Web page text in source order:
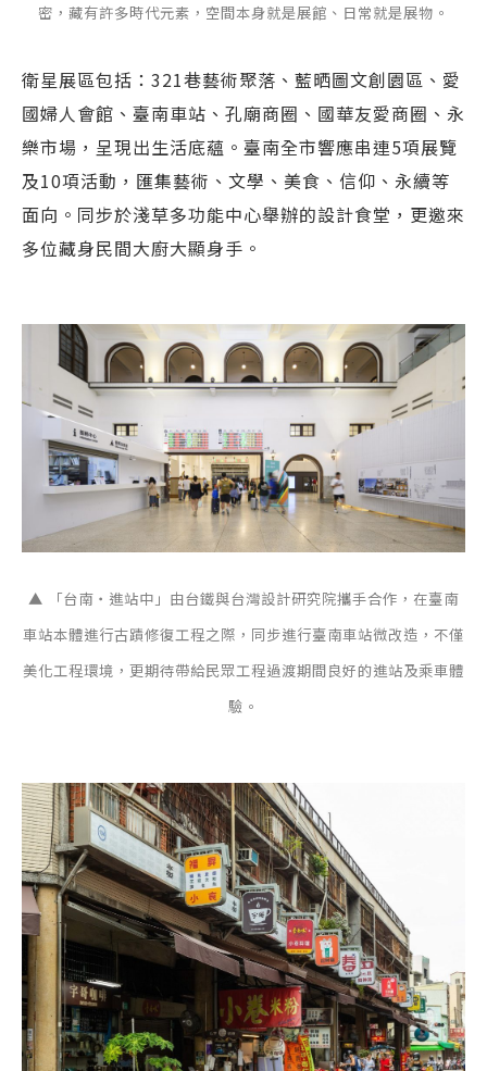
密，藏有許多時代元素，空間本身就是展館、日常就是展物。
衛星展區包括：321巷藝術聚落、藍晒圖文創園區、愛
國婦人會館、臺南車站、孔廟商圈、國華友愛商圈、永
樂市場，呈現出生活底蘊。臺南全市響應串連5項展覽
及10項活動，匯集藝術、文學、美食、信仰、永續等
面向。同步於淺草多功能中心舉辦的設計食堂，更邀來
多位藏身民間大廚大顯身手。
▲ 「台南・進站中」由台鐵與台灣設計研究院攜手合作，在臺南
車站本體進行古蹟修復工程之際，同步進行臺南車站微改造，不僅
美化工程環境，更期待帶給民眾工程過渡期間良好的進站及乘車體
驗。